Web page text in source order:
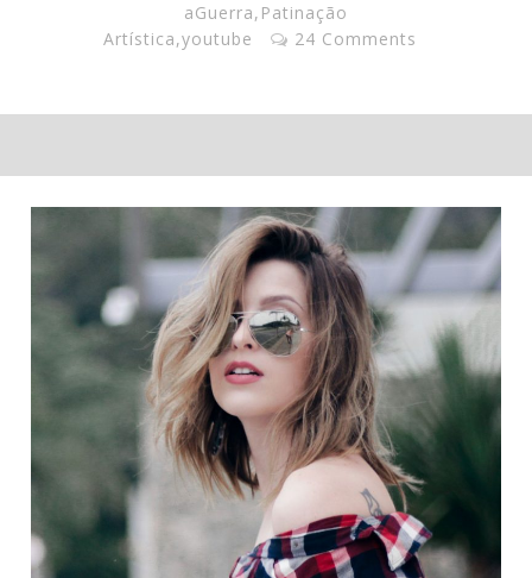
aGuerra, Patinação
Artística,youtube 24 Comments